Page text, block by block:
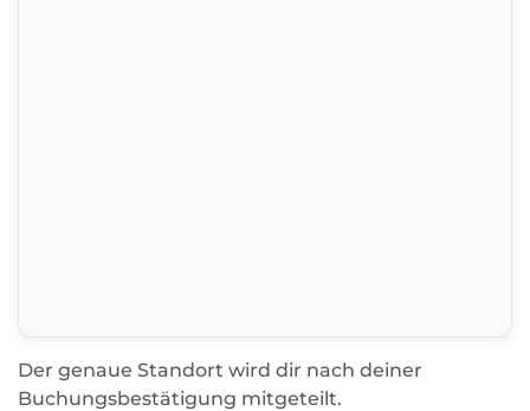
Der genaue Standort wird dir nach deiner
Buchungsbestätigung mitgeteilt.